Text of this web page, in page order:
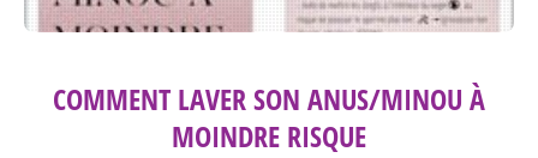
COMMENT LAVER SON ANUS/MINOU À
MOINDRE RISQUE